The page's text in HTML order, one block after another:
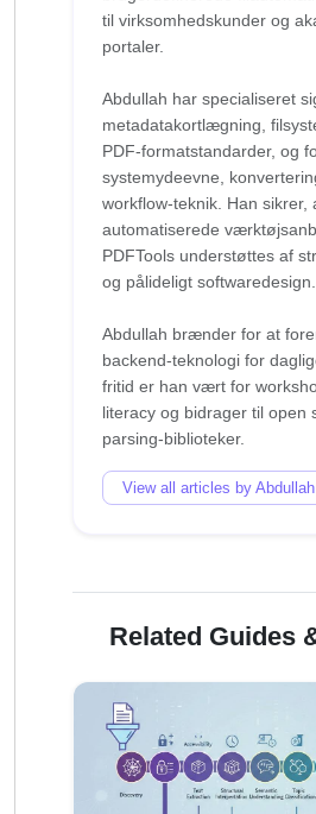
til virksomhedskunder og
portaler.
Abdullah har specialiseret
metadatakortlægning,
PDF-formatstandarder, og
systemydeevne,
workflow-teknik. Han sikrer,
automatiserede
PDFTools understøttes af
og pålideligt softwaredesign.
Abdullah brænder for at
backend-teknologi for
fritid er han vært for
literacy og bidrager til open
View all articles by
Related Guides